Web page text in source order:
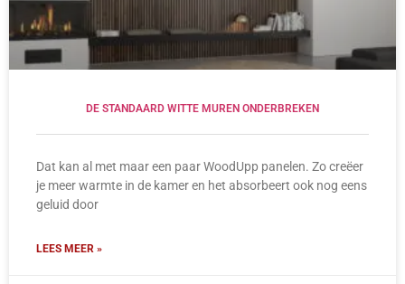
DE STANDAARD WITTE MUREN ONDERBREKEN
Dat kan al met maar een paar WoodUpp panelen. Zo creëer
je meer warmte in de kamer en het absorbeert ook nog eens
geluid door
LEES MEER »